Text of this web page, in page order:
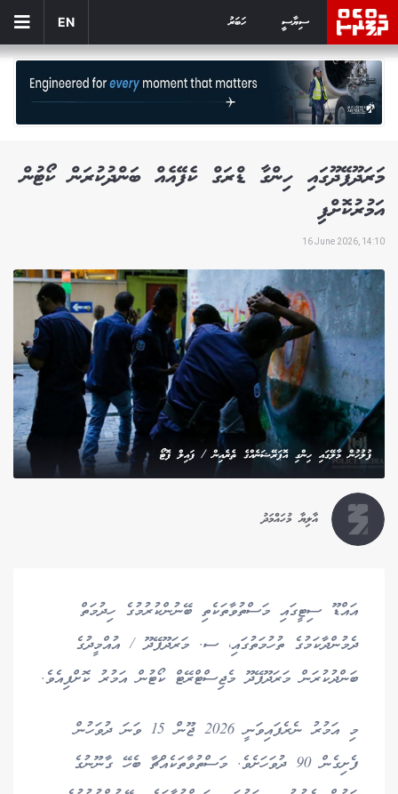
ސިޔާސީ ހަބަރު EN
މަރަދޫފޭދޫގައި ހިންގާ ޑްރަގް ކެފޭއެއް ބަންދުކުރަން ކޯޓުން
އަމުރުކޮށްފި
16 June 2026, 14:10
ފުލުހުން މާލޭގައި ހިންގި އޮޕަރޭޝަނެއްގެ ތެރެއިން / ފައިލް ފޮޓޯ
އާލިޔާ މުހައްމަދު
އައްޑޫ ސިޓީގައި މަސްތުވާތަކެތި ބޭނުންކުރުމުގެ ހިދުމަތް
ދެމުންދާކަމުގެ ތުހުމަތުގައި، ސ. މަރަދޫފޭދޫ / އުއްމީދުގެ
ބަންދުކުރަން މަރަދޫފޭދޫ މެޖިސްޓްރޭޓް ކޯޓުން އަމުރު ކޮށްފިއެވެ.
މި އަމުރު ނެރެފައިވަނީ 2026 ޖޫން 15 ވަނަ ދުވަހުން
ފެށިގެން 90 ދުވަހަށެވެ. މަސްތުވާތަކެއްޗާ ބެހޭ ގާނޫނުގެ